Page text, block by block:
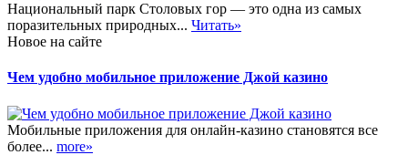
Национальный парк Столовых гор — это одна из самых
поразительных природных... Читать»
Новое на сайте
Чем удобно мобильное приложение Джой казино
Мобильные приложения для онлайн-казино становятся все
более... more»